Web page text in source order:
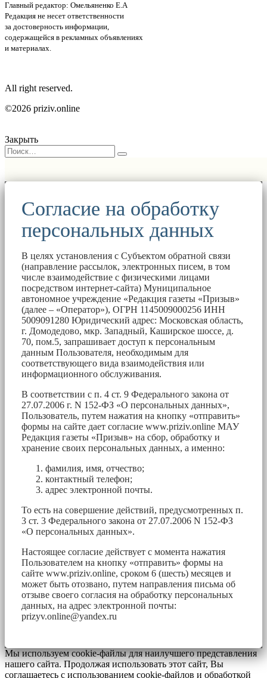
Главный редактор: Омельяненко Е.А
Редакция не несет ответственности
за достоверность информации,
содержащейся в рекламных объявлениях
и материалах.
All right reserved.
©2026 priziv.online
Закрыть
Согласие на обработку
персональных данных
В целях установления с Субъектом обратной связи
(направление рассылок, электронных писем, в том
числе взаимодействие с физическими лицами
посредством интернет-сайта) Муниципальное
автономное учреждение «Редакция газеты «Призыв»
(далее – «Оператор»), ОГРН 1145009000256 ИНН
5009091280 Юридический адрес: Московская область,
г. Домодедово, мкр. Западный, Каширское шоссе, д.
70, пом.5, запрашивает доступ к персональным
данным Пользователя, необходимым для
соответствующего вида взаимодействия или
информационного обслуживания.
В соответствии с п. 4 ст. 9 Федерального закона от
27.07.2006 г. N 152-ФЗ «О персональных данных»,
Пользователь, путем нажатия на кнопку «отправить»
формы на сайте дает согласие www.priziv.online МАУ
Редакция газеты «Призыв» на сбор, обработку и
хранение своих персональных данных, а именно:
фамилия, имя, отчество;
контактный телефон;
адрес электронной почты.
То есть на совершение действий, предусмотренных п.
3 ст. 3 Федерального закона от 27.07.2006 N 152-ФЗ
«О персональных данных».
Настоящее согласие действует с момента нажатия
Пользователем на кнопку «отправить» формы на
сайте www.priziv.online, сроком 6 (шесть) месяцев и
может быть отозвано, путем направления письма об
отзыве своего согласия на обработку персональных
данных, на адрес электронной почты:
prizyv.online@yandex.ru
Мы используем cookie-файлы для наилучшего представления
нашего сайта. Продолжая использовать этот сайт, Вы
соглашаетесь с использованием cookie-файлов и обработкой